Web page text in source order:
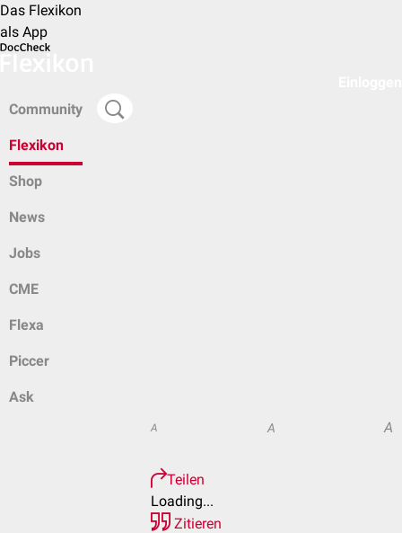
Das Flexikon
als App
Community
Flexikon
Shop
News
Jobs
CME
Flexa
Piccer
Ask
A A A
Teilen
Loading...
Zitieren